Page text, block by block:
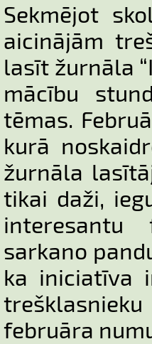
Sekmējot
aicinājām
lasīt žurnāla
mācību
tēmas.
kurā
žurnāla
tikai daži,
interesantu
sarkano
ka iniciatīva
februāra